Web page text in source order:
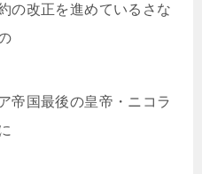
の改正を進めているさな
帝国最後の皇帝・ニコラ